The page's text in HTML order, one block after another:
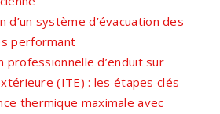
d’un système d’évacuation des
performant
professionnelle d’enduit sur
(ITE) : les étapes clés
thermique maximale avec